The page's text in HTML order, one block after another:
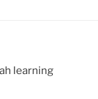
learning